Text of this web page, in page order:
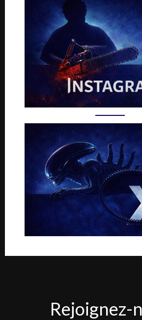
nous
Rejoignez-